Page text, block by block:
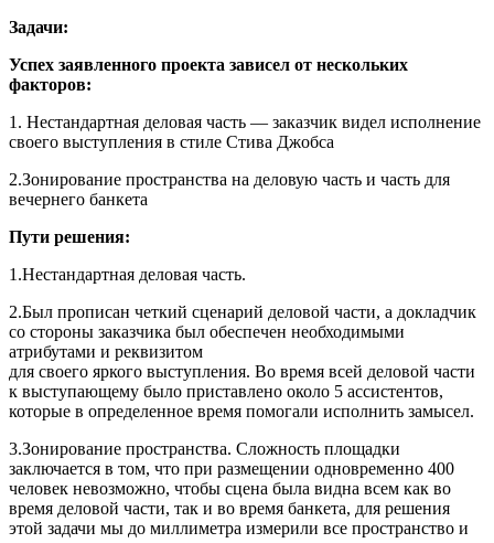
Задачи:
Успех заявленного проекта зависел от нескольких
факторов:
1. Нестандартная деловая часть — заказчик видел исполнение
своего выступления в стиле Стива Джобса
2.Зонирование пространства на деловую часть и часть для
вечернего банкета
Пути решения:
1.Нестандартная деловая часть.
2.Был прописан четкий сценарий деловой части, а докладчик
со стороны заказчика был обеспечен необходимыми
атрибутами и реквизитом
для своего яркого выступления. Во время всей деловой части
к выступающему было приставлено около 5 ассистентов,
которые в определенное время помогали исполнить замысел.
3.Зонирование пространства. Сложность площадки
заключается в том, что при размещении одновременно 400
человек невозможно, чтобы сцена была видна всем как во
время деловой части, так и во время банкета, для решения
этой задачи мы до миллиметра измерили все пространство и